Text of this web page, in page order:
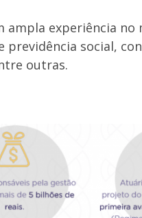
ampla experiência no
social,
outras.